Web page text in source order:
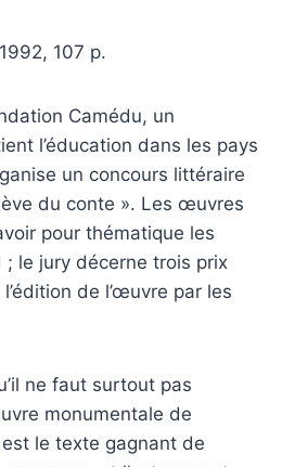
107 p.
Camédu, un
l’éducation dans les pays
un concours littéraire
du conte ». Les œuvres
pour thématique les
le jury décerne trois prix
de l’œuvre par les
ne faut surtout pas
monumentale de
le texte gagnant de